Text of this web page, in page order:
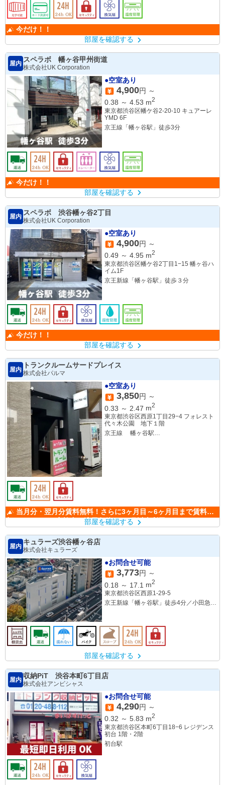
今だけ！！
部屋を確認する
屋内
スペラボ 幡ヶ谷甲州街道
株式会社UK Corporation
●空室あり
4,900円 ～
0.38 ～ 4.53 m2
東京都渋谷区幡ケ谷2-20-10 キュアーレ
YMD 6F
京王線「幡ヶ谷駅」徒歩3分
今だけ！！
部屋を確認する
屋内
スペラボ 渋谷幡ヶ谷2丁目
株式会社UK Corporation
●空室あり
4,900円 ～
0.49 ～ 4.95 m2
東京都渋谷区幡ケ谷2丁目1−15 幡ヶ谷ハ
イム1F
京王新線「幡ヶ谷駅」徒歩３分
今だけ！！
部屋を確認する
屋内
トランクルームサードプレイス
株式会社パルマ
●空室あり
3,850円 ～
0.33 ～ 2.47 m2
東京都渋谷区西原1丁目29−4 フォレスト
代々木公園 地下１階
京王線 幡ヶ谷駅
額キャンペーン実施中（適用条件：6か月以上利用）
部屋を確認する
屋内
キュラーズ渋谷幡ヶ谷店
株式会社キュラーズ
●お問合せ可能
3,773円 ～
0.18 ～ 17.1 m2
東京都渋谷区西原1-29-5
京王新線「幡ヶ谷駅」徒歩4分／小田急線
部屋を確認する
屋内
収納PiT 渋谷本町6丁目店
株式会社アンビシャス
●お問合せ可能
4,290円 ～
0.32 ～ 5.83 m2
東京都渋谷区本町6丁目18−6 レジデンス
初台 1階・2階
初台駅